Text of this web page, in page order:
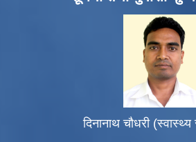
दिनानाथ चौधरी